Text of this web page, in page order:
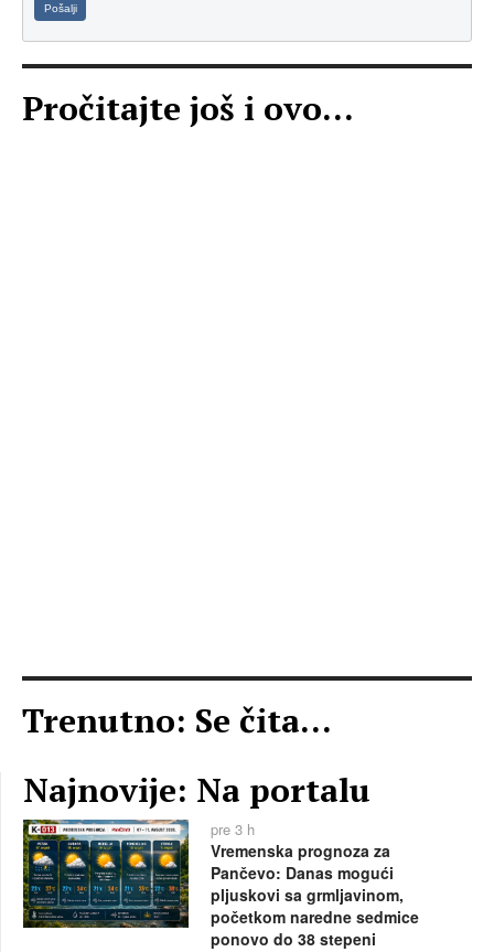
Pošalji
Pročitajte još i ovo...
Trenutno: Se čita...
Najnovije: Na portalu
pre 3 h
Vremenska prognoza za
Pančevo: Danas mogući
pljuskovi sa grmljavinom,
početkom naredne sedmice
ponovo do 38 stepeni